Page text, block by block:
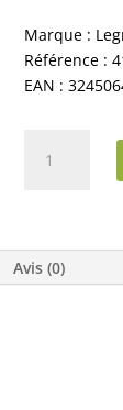
Marque :
Référence :
EAN :
Avis (0)